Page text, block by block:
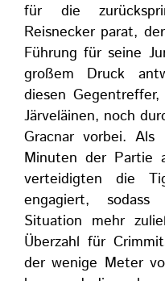
für die
Reisnecker parat,
Führung für seine
großem Druck
diesen
Järveläinen, noch
Gracnar vorbei.
Minuten der Partie
verteidigten die
engagiert,
Situation mehr
Überzahl für
der wenige Meter